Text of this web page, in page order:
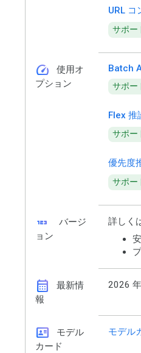
URL コ
サポー
speed
使用オ
プション
Batch
サポー
Flex 推
サポー
優先度
サポー
123
バージ
ョン
詳しく
calendar_month
最新情
報
2026
id_card
モデル
カード
モデル